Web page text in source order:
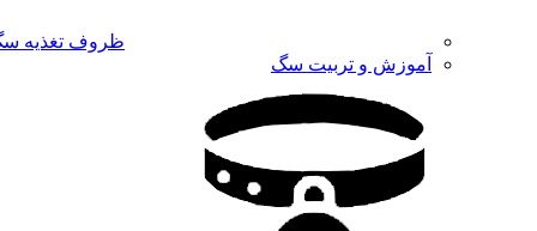
ظروف تغذیه
آموزش و تربیت سگ